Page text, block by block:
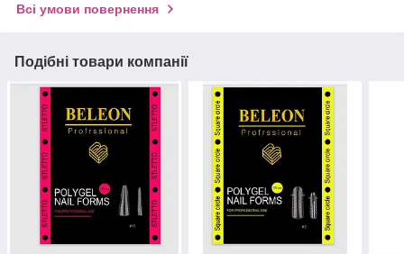
Всі умови повернення
Подібні товари компанії